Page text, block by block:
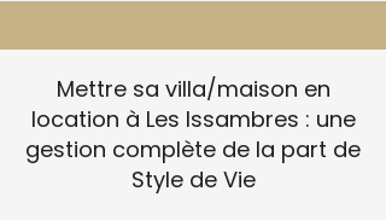
Mettre sa villa/maison en
location à Les Issambres : une
gestion complète de la part de
Style de Vie